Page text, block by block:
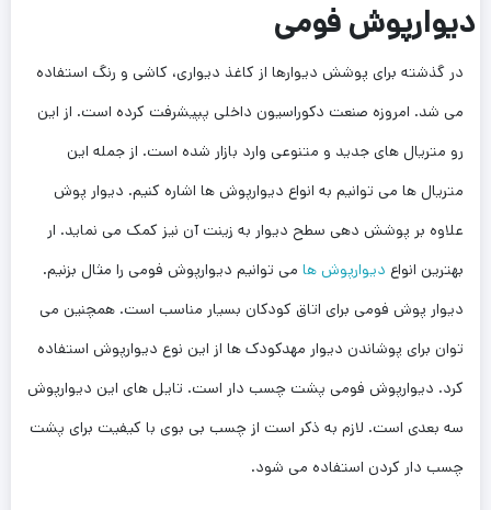
دیوارپوش فومی
در گذشته برای پوشش دیوارها از کاغذ دیواری، کاشی و رنگ استفاده
می شد. امروزه صنعت دکوراسیون داخلی پپیشرفت کرده است. از این
رو متریال های جدید و متنوعی وارد بازار شده است. از جمله این
متریال ها می توانیم به انواع دیوارپوش ها اشاره کنیم. دیوار پوش
علاوه بر پوشش دهی سطح دیوار به زینت آن نیز کمک می نماید. ار
بهترین انواع دیوارپوش ها می توانیم دیوارپوش فومی را مثال بزنیم.
دیوار پوش فومی برای اتاق کودکان بسیار مناسب است. همچنین می
توان برای پوشاندن دیوار مهدکودک ها از این نوع دیوارپوش استفاده
کرد. دیوارپوش فومی پشت چسب دار است. تایل های این دیوارپوش
سه بعدی است. لازم به ذکر است از چسب بی بوی با کیفیت برای پشت
چسب دار کردن استفاده می شود.